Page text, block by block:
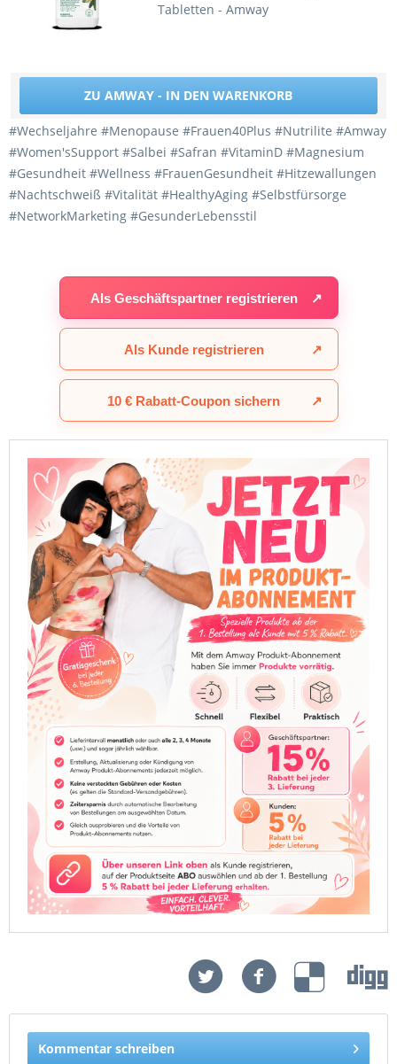
Tabletten - Amway
ZU AMWAY - IN DEN WARENKORB
#Wechseljahre #Menopause #Frauen40Plus #Nutrilite #Amway
#Women'sSupport #Salbei #Safran #VitaminD #Magnesium
#Gesundheit #Wellness #FrauenGesundheit #Hitzewallungen
#Nachtschweiß #Vitalität #HealthyAging #Selbstfürsorge
#NetworkMarketing #GesunderLebensstil
Als Geschäftspartner registrieren ↗
Als Kunde registrieren ↗
10 € Rabatt-Coupon sichern ↗
Kommentar schreiben